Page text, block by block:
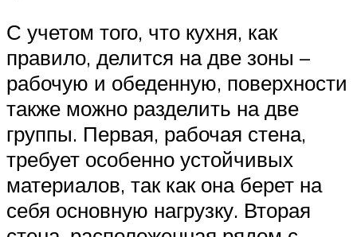
С учетом того, что кухня, как
правило, делится на две зоны –
рабочую и обеденную, поверхности
также можно разделить на две
группы. Первая, рабочая стена,
требует особенно устойчивых
материалов, так как она берет на
себя основную нагрузку. Вторая